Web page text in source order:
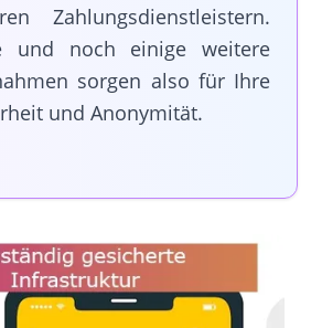
Zahlungsdienstleistern.
und noch einige weitere
sorgen also für Ihre
und Anonymität.